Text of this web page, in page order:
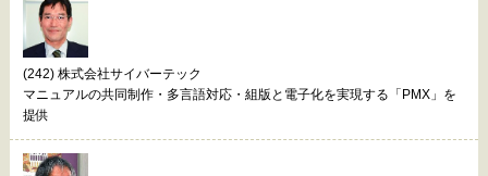
(242) 株式会社サイバーテック
マニュアルの共同制作・多言語対応・組版と電子化を実現する「PMX」を
提供